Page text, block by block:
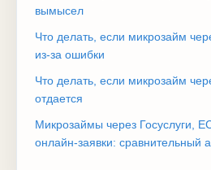
вымысел
Что делать, если микрозайм
из-за ошибки
Что делать, если микрозайм
отдается
Микрозаймы через Госуслуги,
онлайн-заявки: сравнительный